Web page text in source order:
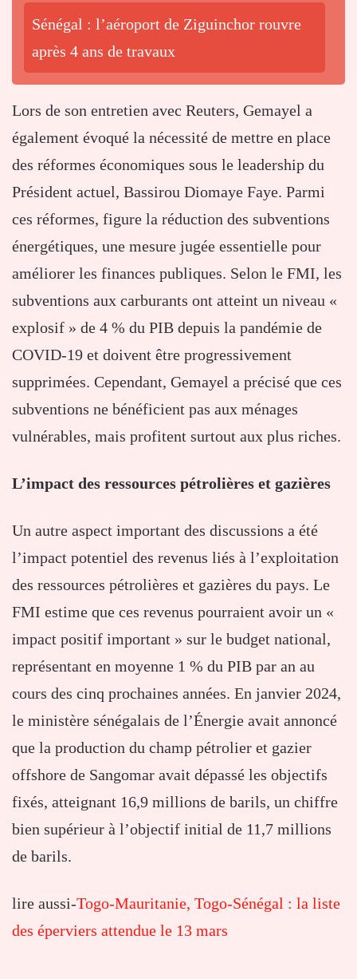
Sénégal : l’aéroport de Ziguinchor rouvre
après 4 ans de travaux
Lors de son entretien avec Reuters, Gemayel a
également évoqué la nécessité de mettre en place
des réformes économiques sous le leadership du
Président actuel, Bassirou Diomaye Faye. Parmi
ces réformes, figure la réduction des subventions
énergétiques, une mesure jugée essentielle pour
améliorer les finances publiques. Selon le FMI, les
subventions aux carburants ont atteint un niveau «
explosif » de 4 % du PIB depuis la pandémie de
COVID-19 et doivent être progressivement
supprimées. Cependant, Gemayel a précisé que ces
subventions ne bénéficient pas aux ménages
vulnérables, mais profitent surtout aux plus riches.
L’impact des ressources pétrolières et gazières
Un autre aspect important des discussions a été
l’impact potentiel des revenus liés à l’exploitation
des ressources pétrolières et gazières du pays. Le
FMI estime que ces revenus pourraient avoir un «
impact positif important » sur le budget national,
représentant en moyenne 1 % du PIB par an au
cours des cinq prochaines années. En janvier 2024,
le ministère sénégalais de l’Énergie avait annoncé
que la production du champ pétrolier et gazier
offshore de Sangomar avait dépassé les objectifs
fixés, atteignant 16,9 millions de barils, un chiffre
bien supérieur à l’objectif initial de 11,7 millions
de barils.
lire aussi-Togo-Mauritanie, Togo-Sénégal : la liste
des éperviers attendue le 13 mars